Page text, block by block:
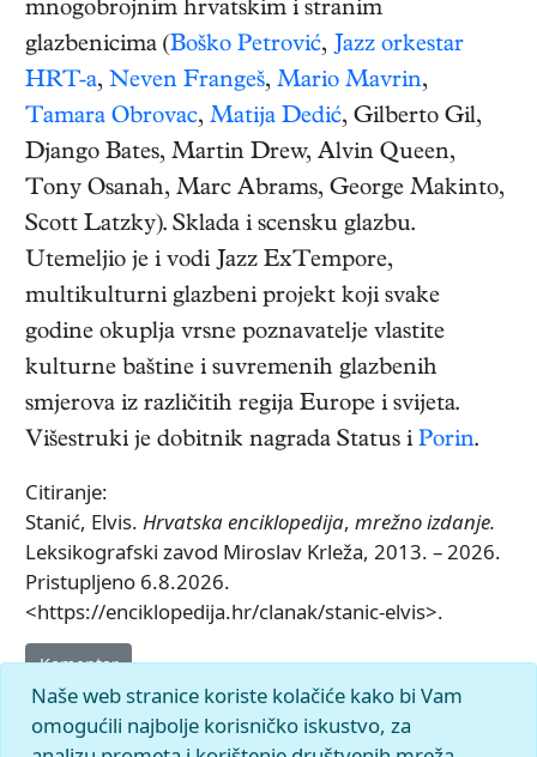
mnogobrojnim hrvatskim i stranim
glazbenicima (Boško Petrović, Jazz orkestar
HRT-a, Neven Frangeš, Mario Mavrin,
Tamara Obrovac, Matija Dedić, Gilberto Gil,
Django Bates, Martin Drew, Alvin Queen,
Tony Osanah, Marc Abrams, George Makinto,
Scott Latzky). Sklada i scensku glazbu.
Utemeljio je i vodi Jazz ExTempore,
multikulturni glazbeni projekt koji svake
godine okuplja vrsne poznavatelje vlastite
kulturne baštine i suvremenih glazbenih
smjerova iz različitih regija Europe i svijeta.
Višestruki je dobitnik nagrada Status i Porin.
Citiranje:
Stanić, Elvis. Hrvatska enciklopedija, mrežno izdanje.
Leksikografski zavod Miroslav Krleža, 2013. – 2026.
Pristupljeno 6.8.2026.
<https://enciklopedija.hr/clanak/stanic-elvis>.
Komentar
Naše web stranice koriste kolačiće kako bi Vam
omogućili najbolje korisničko iskustvo, za